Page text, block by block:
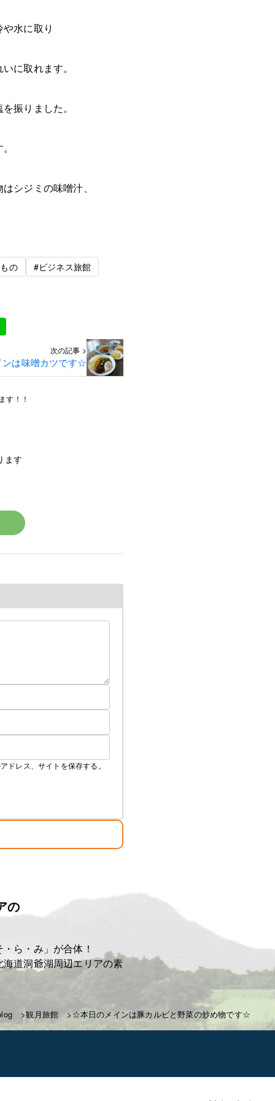
水に取り
に取れます。
振りました。
シジミの味噌汁、
の
#ビジネス旅館
次の記事 >
は味噌カツです☆
す！！
ます
ドレス、サイトを保存する。
の
ら・み」が合体！
道洞爺湖周辺エリアの素
観月旅館 ☆本日のメインは豚カルビと野菜の炒め物です☆